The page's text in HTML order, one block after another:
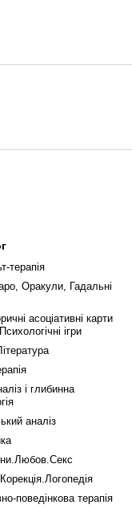
терапія
Оракули, Гадальні
асоціативні карти
ігри
і глибинна
аналіз
поведінкова терапія